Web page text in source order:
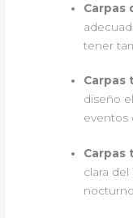
Carpas
tener
Carpas
diseño
eventos
Carpas
clara